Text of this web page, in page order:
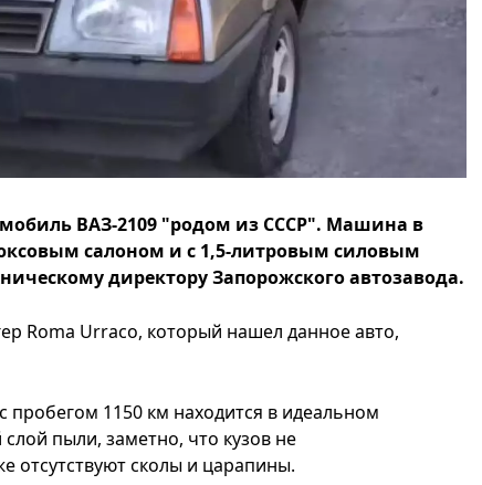
ВАЗ-2109 "родом из СССР". Машина в
салоном и с 1,5-литровым силовым
директору Запорожского автозавода.
Roma Urraco, который нашел данное авто,
пробегом 1150 км находится в идеальном
пыли, заметно, что кузов не
отсутствуют сколы и царапины.